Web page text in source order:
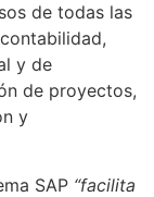
de todas las
y de
de proyectos,
y
SAP “facilita